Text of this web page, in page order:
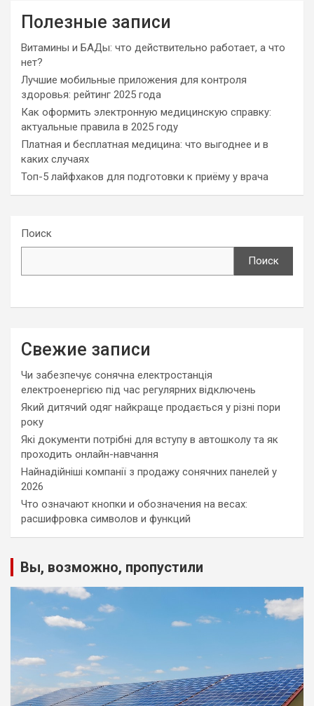
Полезные записи
Витамины и БАДы: что действительно работает, а что
нет?
Лучшие мобильные приложения для контроля
здоровья: рейтинг 2025 года
Как оформить электронную медицинскую справку:
актуальные правила в 2025 году
Платная и бесплатная медицина: что выгоднее и в
каких случаях
Топ-5 лайфхаков для подготовки к приёму у врача
Поиск
Поиск
Свежие записи
Чи забезпечує сонячна електростанція
електроенергією під час регулярних відключень
Який дитячий одяг найкраще продається у різні пори
року
Які документи потрібні для вступу в автошколу та як
проходить онлайн-навчання
Найнадійніші компанії з продажу сонячних панелей у
2026
Что означают кнопки и обозначения на весах:
расшифровка символов и функций
Вы, возможно, пропустили